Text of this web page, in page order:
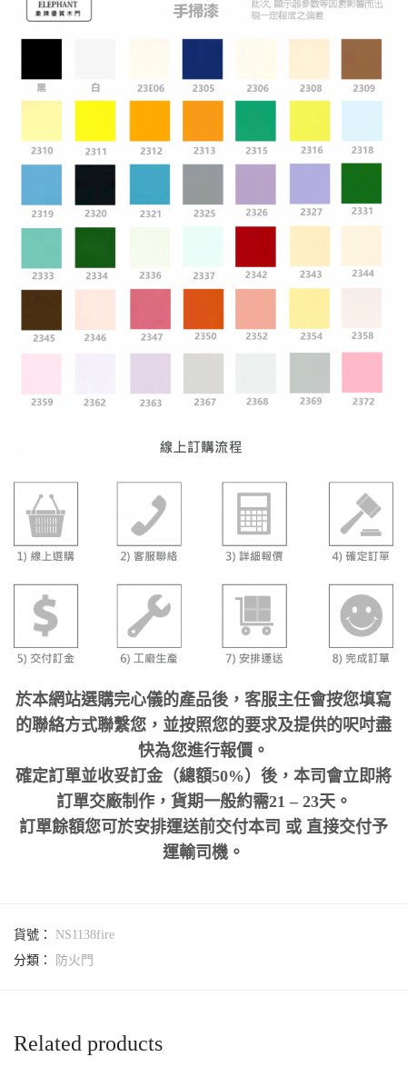
於本網站選購完心儀的產品後，客服主任會按您填寫
的聯絡方式聯繫您，並按照您的要求及提供的呎吋盡
快為您進行報價。
確定訂單並收妥訂金（總額50%）後，本司會立即將
訂單交廠制作，貨期一般約需21 – 23天。
訂單餘額您可於安排運送前交付本司 或 直接交付予
運輸司機。
貨號： NS1138fire
分類：
防火門
Related products